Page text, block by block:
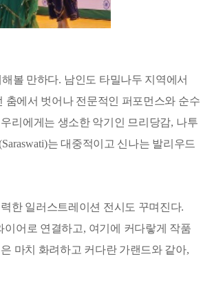
볼 만하다. 남인도 타밀나두 지역에서
춤에서 벗어나 전문적인 퍼포먼스와 순수
리에게는 생소한 악기인 므리당감, 나투
는 대중적이고 신나는 발리우드
한 일러스트레이션 전시도 꾸며진다.
이어로 연결하고, 여기에 커다랗게 작품
마치 화려하고 커다란 가랜드와 같아,